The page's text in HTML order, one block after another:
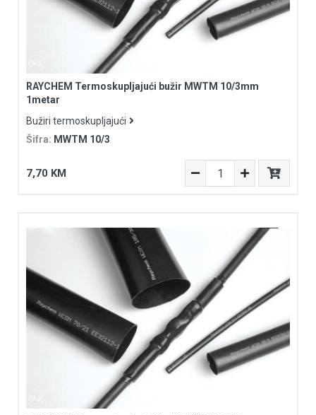
RAYCHEM Termoskupljajući bužir MWTM 10/3mm
1metar
Bužiri termoskupljajući
Šifra: MWTM 10/3
7,70 KM